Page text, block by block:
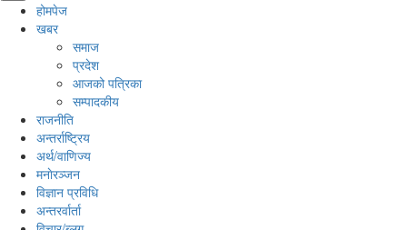
होमपेज
खबर
समाज
प्रदेश
आजको पत्रिका
सम्पादकीय
राजनीति
अन्तर्राष्ट्रिय
अर्थ/वाणिज्य
मनाेरञ्जन
विज्ञान प्रविधि
अन्तरर्वार्ता